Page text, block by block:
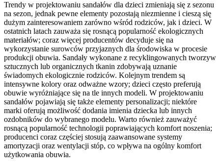
Trendy w projektowaniu sandałów dla dzieci zmieniają się z sezonu
na sezon, jednak pewne elementy pozostają niezmienne i cieszą się
dużym zainteresowaniem zarówno wśród rodziców, jak i dzieci. W
ostatnich latach zauważa się rosnącą popularność ekologicznych
materiałów; coraz więcej producentów decyduje się na
wykorzystanie surowców przyjaznych dla środowiska w procesie
produkcji obuwia. Sandały wykonane z recyklingowanych tworzyw
sztucznych lub organicznych tkanin zdobywają uznanie
świadomych ekologicznie rodziców. Kolejnym trendem są
intensywne kolory oraz odważne wzory; dzieci często preferują
obuwie wyróżniające się na tle innych modeli. W projektowaniu
sandałów pojawiają się także elementy personalizacji; niektóre
marki oferują możliwość dodania imienia dziecka lub innych
ozdobników do wybranego modelu. Warto również zauważyć
rosnącą popularność technologii poprawiających komfort noszenia;
producenci coraz częściej stosują zaawansowane systemy
amortyzacji oraz wentylacji stóp, co wpływa na ogólny komfort
użytkowania obuwia.